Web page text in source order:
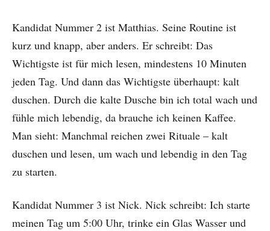
Kandidat Nummer 2 ist Matthias. Seine Routine ist
kurz und knapp, aber anders. Er schreibt: Das
Wichtigste ist für mich lesen, mindestens 10 Minuten
jeden Tag. Und dann das Wichtigste überhaupt: kalt
duschen. Durch die kalte Dusche bin ich total wach und
fühle mich lebendig, da brauche ich keinen Kaffee.
Man sieht: Manchmal reichen zwei Rituale – kalt
duschen und lesen, um wach und lebendig in den Tag
zu starten.
Kandidat Nummer 3 ist Nick. Nick schreibt: Ich starte
meinen Tag um 5:00 Uhr, trinke ein Glas Wasser und